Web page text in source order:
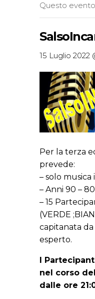
Questo
15 Luglio 2022
Per la terza
prevede:
– solo musica
– Anni 90 –
– 15
(VERDE
capitanata
esperto.
I
nel corso
dalle ore